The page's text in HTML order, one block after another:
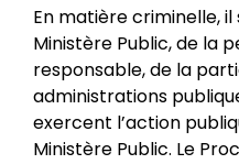
En matière criminelle, il
Ministère Public, de la
responsable, de la
administrations
exercent l’action
Ministère Public. Le